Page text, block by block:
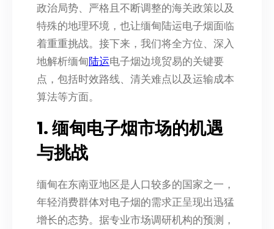
政治局势、严格且不断调整的海关政策以及
特殊的地理环境，也让缅甸陆运电子烟面临
着重重挑战。接下来，我们将全方位、深入
地解析缅甸陆运电子烟边境贸易的关键要
点，包括时效路线、清关难点以及运输成本
算法等方面。
1. 缅甸电子烟市场的机遇
与挑战
缅甸在东南亚地区是人口较多的国家之一，
年轻消费群体对电子烟的需求正呈现出迅猛
增长的态势。据专业市场调研机构的预测，